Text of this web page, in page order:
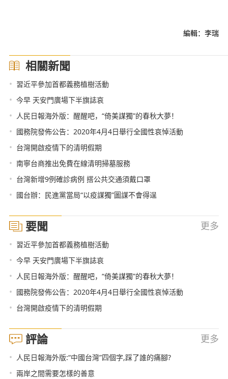
編輯：李瑞
相關新聞
• 習近平參加首都義務植樹活動
• 今早 天安門廣場下半旗誌哀
• 人民日報海外版：醒醒吧，“倚美謀獨”的春秋大夢！
• 國務院發佈公告：2020年4月4日舉行全國性哀悼活動
• 台灣開啟疫情下的清明假期
• 南寧台商推出免費在線清明掃墓服務
• 台灣新增9例確診病例 搭公共交通須戴口罩
• 國台辦：民進黨當局“以疫謀獨”圖謀不會得逞
要聞 更多
• 習近平參加首都義務植樹活動
• 今早 天安門廣場下半旗誌哀
• 人民日報海外版：醒醒吧，“倚美謀獨”的春秋大夢！
• 國務院發佈公告：2020年4月4日舉行全國性哀悼活動
• 台灣開啟疫情下的清明假期
評論 更多
• 人民日報海外版:“中國台灣”四個字,踩了誰的痛腳?
• 兩岸之間需要怎樣的善意